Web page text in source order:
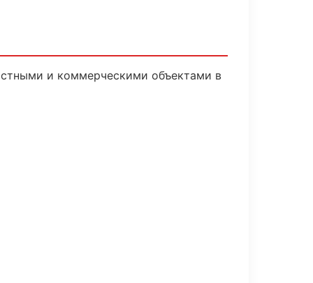
и коммерческими объектами в